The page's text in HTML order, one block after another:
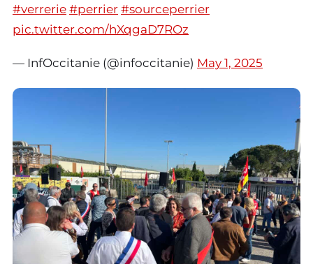
#verrerie #perrier #sourceperrier
pic.twitter.com/hXqgaD7ROz
— InfOccitanie (@infoccitanie) May 1, 2025